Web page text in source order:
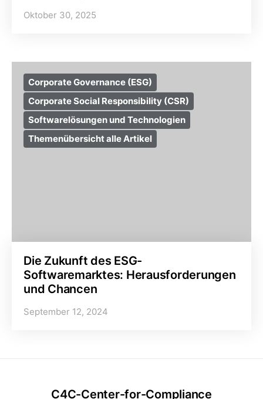
Oktober 30, 2025
Corporate Governance (ESG)
Corporate Social Responsibility (CSR)
Softwarelösungen und Technologien
Themenübersicht alle Artikel
Die Zukunft des ESG-
Softwaremarktes: Herausforderungen
und Chancen
September 12, 2024
C4C-Center-for-Compliance